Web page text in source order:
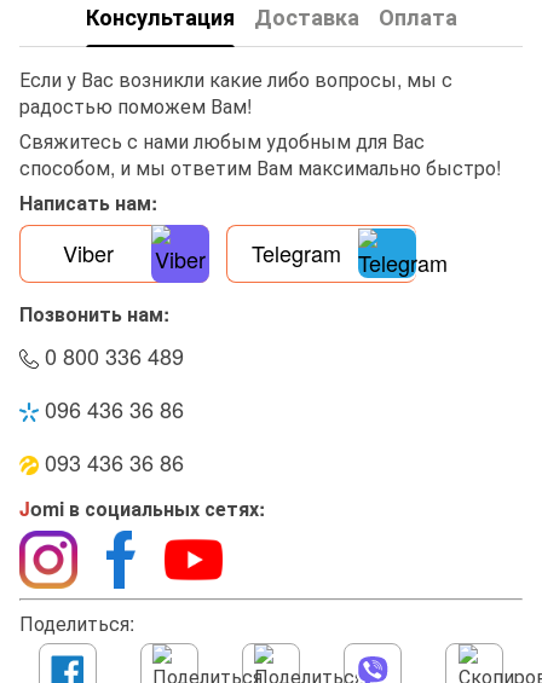
Консультация Доставка Оплата
Если у Вас возникли какие либо вопросы, мы с
радостью поможем Вам!
Свяжитесь с нами любым удобным для Вас
способом, и мы ответим Вам максимально быстро!
Написать нам:
Viber Telegram
Позвонить нам:
0 800 336 489
096 436 36 86
093 436 36 86
Jomi в социальных сетях:
Поделиться: